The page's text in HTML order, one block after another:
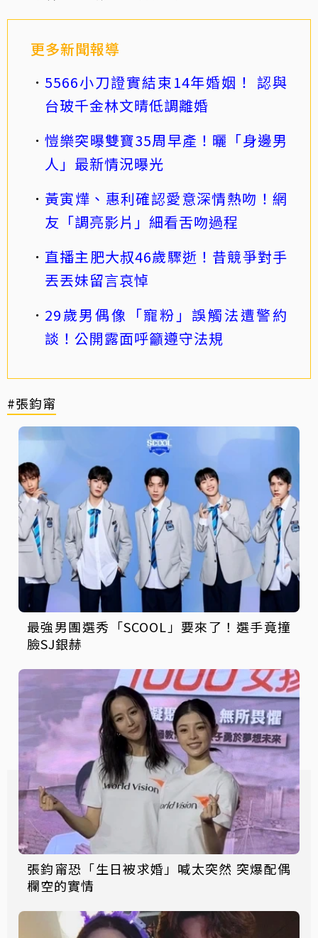
更多新聞報導
5566小刀證實結束14年婚姻！ 認與
台玻千金林文晴低調離婚
愷樂突曝雙寶35周早產！曬「身邊男
人」最新情況曝光
黃寅燁、惠利確認愛意深情熱吻！網
友「調亮影片」細看舌吻過程
直播主肥大叔46歲驟逝！昔競爭對手
丟丟妹留言哀悼
29歲男偶像「寵粉」誤觸法遭警約
談！公開露面呼籲遵守法規
#張鈞甯
最強男團選秀「SCOOL」要來了！選手竟撞
臉SJ銀赫
張鈞甯恐「生日被求婚」喊太突然 突爆配偶
欄空的實情